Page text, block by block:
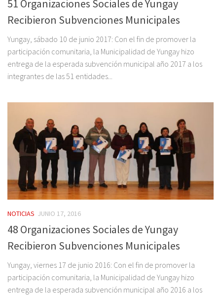
51 Organizaciones Sociales de Yungay
Recibieron Subvenciones Municipales
Yungay, sábado 10 de junio 2017: Con el fin de promover la
participación comunitaria, la Municipalidad de Yungay hizo
entrega de la esperada subvención municipal año 2017 a los
integrantes de las 51 entidades...
NOTICIAS JUNIO 17, 2016
48 Organizaciones Sociales de Yungay
Recibieron Subvenciones Municipales
Yungay, viernes 17 de junio 2016: Con el fin de promover la
participación comunitaria, la Municipalidad de Yungay hizo
entrega de la esperada subvención municipal año 2016 a los